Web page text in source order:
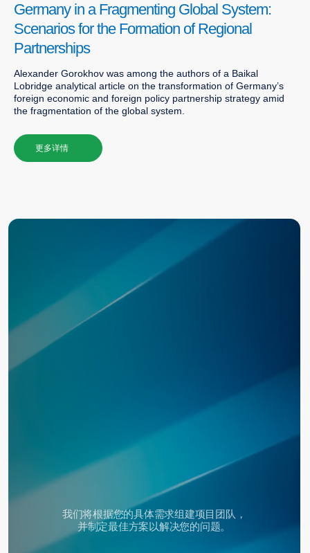
Germany in a Fragmenting Global System:
Scenarios for the Formation of Regional
Partnerships
Alexander Gorokhov was among the authors of a Baikal
Lobridge analytical article on the transformation of Germany’s
foreign economic and foreign policy partnership strategy amid
the fragmentation of the global system.
更多详情
我们现在来讨论您的请求
我们将根据您的具体需求组建项目团队，
并制定最佳方案以解决您的问题。
提交请求后，我们的专家将与您联系，以确认请求信
联系 Baikal Lobridge®